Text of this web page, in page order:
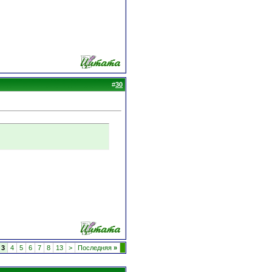
#30
3 4 5 6 7 8 13 > Последняя »